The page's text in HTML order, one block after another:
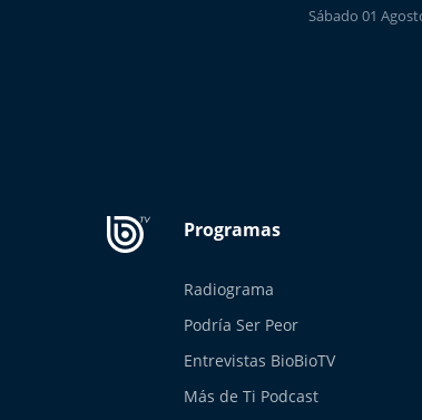
Sábado 01
Radiograma
Podría Ser Peor
Entrevistas BioBioTV
Más de Ti Podcast